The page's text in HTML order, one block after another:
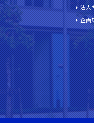
法人
企画